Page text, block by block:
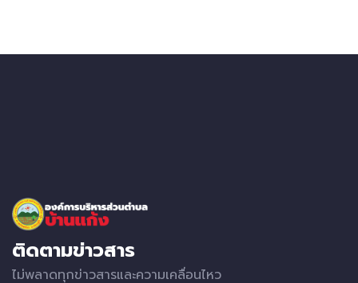
ติดตามข่าวสาร
ไม่พลาดทุกข่าวสารและความเคลื่อนไหว